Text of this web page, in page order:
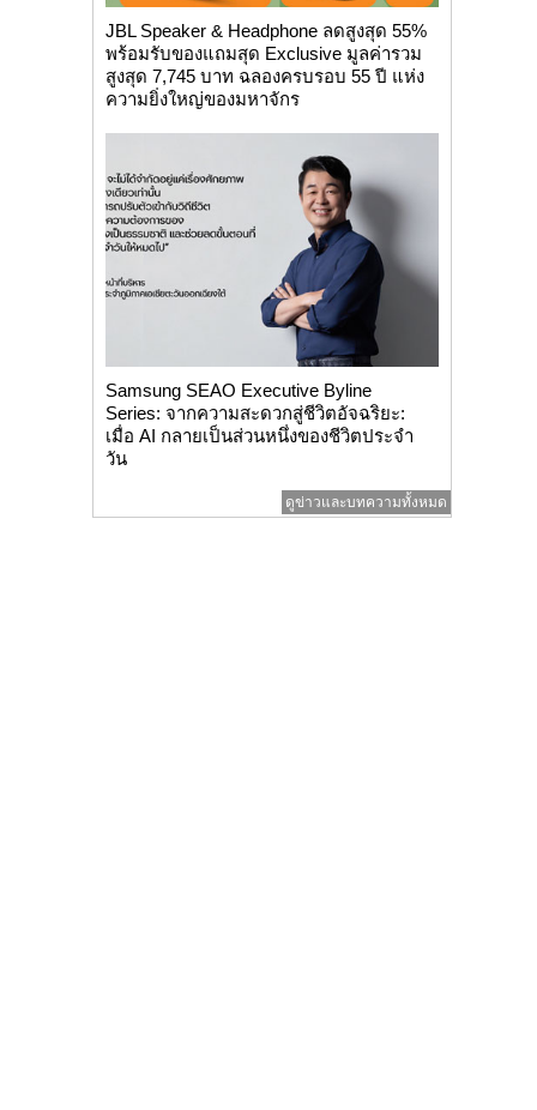
JBL Speaker & Headphone ลดสูงสุด 55%
พร้อมรับของแถมสุด Exclusive มูลค่ารวม
สูงสุด 7,745 บาท ฉลองครบรอบ 55 ปี แห่ง
ความยิ่งใหญ่ของมหาจักร
Samsung SEAO Executive Byline
Series: จากความสะดวกสู่ชีวิตอัจฉริยะ:
เมื่อ AI กลายเป็นส่วนหนึ่งของชีวิตประจำ
วัน
ดูข่าวและบทความทั้งหมด